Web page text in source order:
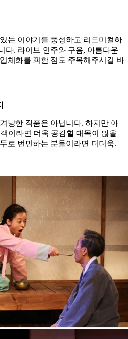
는 이야기를 풍성하고 리드미컬하
다. 라이브 연주와 구음, 아름다운
체화를 꾀한 점도 주목해주시길 바
냥한 작품은 아닙니다. 하지만 아
이라면 더욱 공감할 대목이 많을
로 번민하는 분들이라면 더더욱.